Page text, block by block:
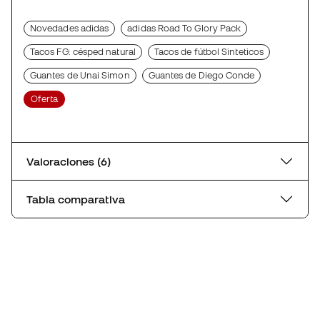
Novedades adidas adidas Road To Glory Pack
Tacos FG: césped natural Tacos de fútbol Sinteticos
Guantes de Unai Simon Guantes de Diego Conde
Oferta
Valoraciones (6)
Tabla comparativa